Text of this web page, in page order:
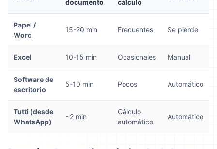
documento
cálculo
Papel /
Word
15-20 min Frecuentes Se pierde
Excel 10-15 min Ocasionales Manual
Software de
escritorio
5-10 min Pocos Automático
Tutti (desde
WhatsApp)
~2 min
Cálculo
automático
Automático